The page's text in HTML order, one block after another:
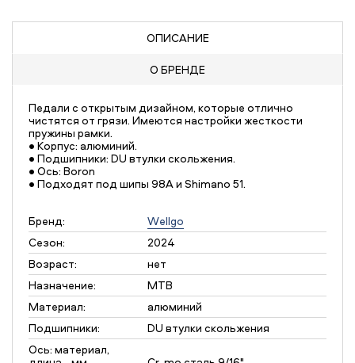
ОПИСАНИЕ
О БРЕНДЕ
Педали с открытым дизайном, которые отлично
чистятся от грязи. Имеются настройки жесткости
пружины рамки.
• Корпус: алюминий.
• Подшипники: DU втулки скольжения.
• Ось: Boron
• Подходят под шипы 98А и Shimano 51.
Бренд:
Wellgo
Сезон:
2024
Возраст:
нет
Назначение:
MTB
Материал:
алюминий
Подшипники:
DU втулки скольжения
Ось: материал,